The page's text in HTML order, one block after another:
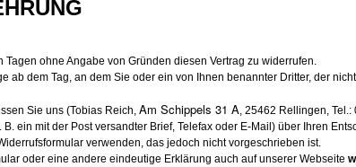
ohne Angabe von Gründen diesen Vertrag zu widerrufen.
ab dem Tag, an dem Sie oder ein von Ihnen benannter Dritter, der
Sie uns (Tobias Reich, Am Schippels 31 A, 25462 Rellingen,
ein mit der Post versandter Brief, Telefax oder E-Mail) über Ihren
verwenden, das jedoch nicht vorgeschrieben ist.
oder eine andere eindeutige Erklärung auch auf unserer Webseite